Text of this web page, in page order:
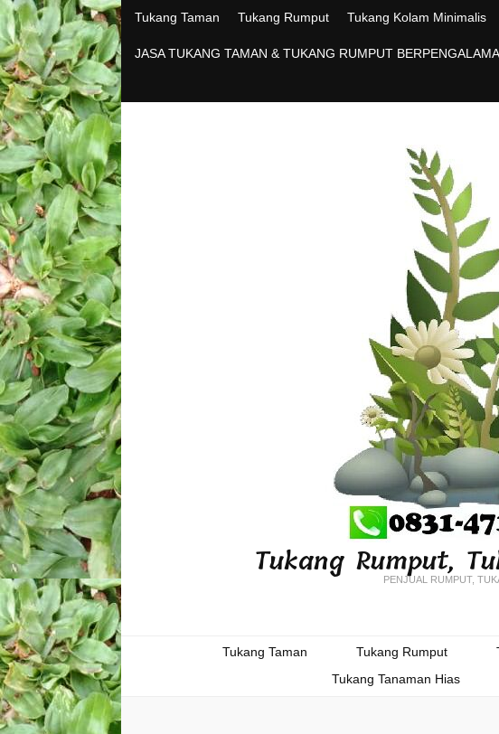
Tukang Taman Tukang Rumput Tukang Kolam Minimalis
JASA TUKANG TAMAN & TUKANG RUMPUT
Tukang Rumput,
PENJUAL RUMPUT,
Tukang Taman Tukang Rumput
Tukang Tanaman Hias